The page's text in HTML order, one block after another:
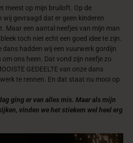
meest op mijn bruiloft. Op de
gevraagd dat er geen kinderen
Maar een aantal neefjes van mijn man
toch niet echt een goed idee te zijn.
hadden wij een vuurwerk gordijn
ons heen. Dat vond zijn neefje zo
GEDEELTE van onze dans
te rennen. En dat staat nu mooi op
ging er van alles mis. Maar als mijn
vinden we het stiekem wel heel erg